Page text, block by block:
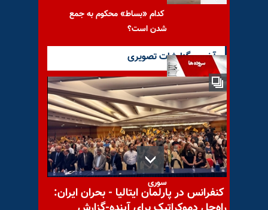
کدام «بساط» محکوم به جمع
شدن است؟
سروده- زندگی زیباست
سروده در استقبال چهارشنبه
سوری
آخرین گزارشات تصویری
کنفرانس در پارلمان ایتالیا - بحران ایران: